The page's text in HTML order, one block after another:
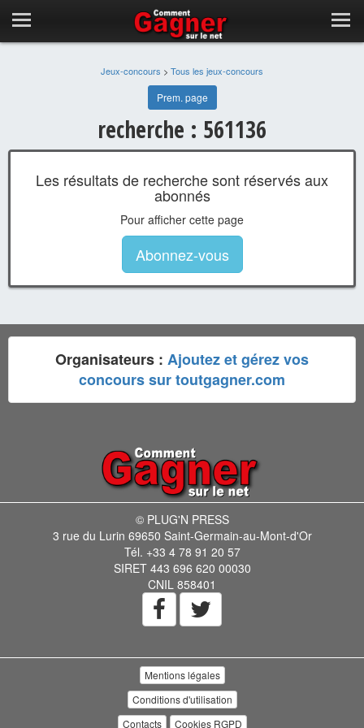
Jeux-concours > Tous les jeux-concours
Prem. page
recherche : 561136
Les résultats de recherche sont réservés aux
abonnés
Pour afficher cette page
Abonnez-vous
Organisateurs : Ajoutez et gérez vos
concours sur toutgagner.com
© PLUG'N PRESS
3 rue du Lurin 69650 Saint-Germain-au-Mont-d'Or
Tél. +33 4 78 91 20 57
SIRET 443 696 620 00030
CNIL 858401
Mentions légales
Conditions d'utilisation
Contacts
Cookies RGPD